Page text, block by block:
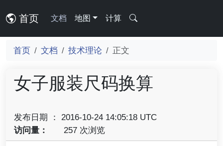
首页 文档 地图 计算
首页 文档 技术理论 正文
女子服装尺码换算
发布日期 ： 2016-10-24 14:05:18 UTC
访问量：
257 次浏览